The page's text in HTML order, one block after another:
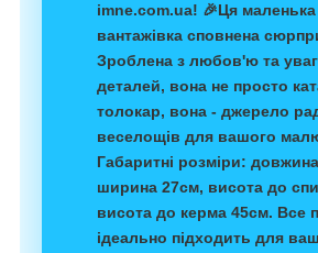
imne.com.ua! 🎉Ця маленька
вантажівка сповнена
Зроблена з любов'ю та
деталей, вона не просто
толокар, вона - джерело
веселощів для вашого
Габаритні розміри:
ширина 27см, висота до
висота до керма 45см. Все
ідеально підходить для